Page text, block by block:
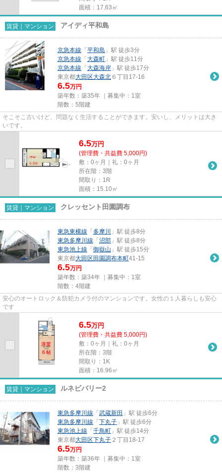
面積：17.63㎡
賃貸｜マンション アイディ平和島
京急本線 「 平和島 」駅 徒歩3分
京急本線 「 大森町 」駅 徒歩11分
京急本線 「 大森海岸 」駅 徒歩17分
東京都大田区大森北 ６丁目17-16
6.5万円
築年数：築35年 ｜募集中： 1室
階数：5階建
そこそこ古いけど、問題なく生活することができます。安いし、メリットは大き
いです。
6.5万円
(管理費・共益費 5,000円)
敷：0ヶ月｜礼：0ヶ月
所在階：3階
間取り：1R
面積：15.10㎡
賃貸｜マンション クレッセント田園調布
東急東横線 「 多摩川
」駅 徒歩8分
東急多摩川線 「 沼部 」駅 徒歩8分
東急池上線 「 御嶽山 」駅 徒歩15分
東京都大田区 田園調布本町41-15
6.5万円
築年数：築34年 ｜募集中： 1室
階数：4階建
安心のオートロック＆防犯カメラ付のマンションです。女性の１人暮らしも安心
です
6.5万円
(管理費・共益費 5,000円)
敷：0ヶ月｜礼：0ヶ月
所在階：3階
間取り：1K
面積：16.96㎡
賃貸｜マンション ルネビバリー2
東急多摩川線 「 武蔵新田 」駅 徒歩6分
東急多摩川線 「 下丸子 」駅 徒歩6分
東急池上線 「 千鳥町 」駅 徒歩14分
東京都大田区下丸子 ２丁目18-17
6.5万円
築年数：築36年 ｜募集中： 1室
階数：3階建